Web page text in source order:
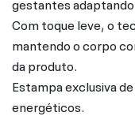
Com toque leve, o
mantendo o corpo
da produto.
Estampa exclusiva
energéticos.